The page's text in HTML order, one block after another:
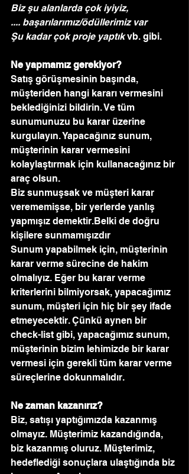
Biz şu alanlarda çok iyiyiz,
.... başarılarımız/ödüllerimiz var
Şu kadar çok proje yaptık vb. gibi.
Ne yapmamız gerekiyor?
Satış görüşmesinin başında,
müşteriden hangi kararı vermesini
beklediğinizi bildirin. Ve tüm
sunumunuzu bu karar üzerine
kurgulayın. Yapacağınız sunum,
müşterinin karar vermesini
kolaylaştırmak için kullanacağınız bir
araç olsun.
Biz sunmuşsak ve müşteri karar
verememişse, bir yerlerde yanlış
yapmışız demektir.Belki de doğru
kişilere sunmamışızdır
Sunum yapabilmek için, müşterinin
karar verme sürecine de hakim
olmalıyız. Eğer bu karar verme
kriterlerini bilmiyorsak, yapacağımız
sunum, müşteri için hiç bir şey ifade
etmeyecektir. Çünkü aynen bir
check-list gibi, yapacağımız sunum,
müşterinin bizim lehimizde bir karar
vermesi için gerekli tüm karar verme
süreçlerine dokunmalıdır.
Ne zaman kazanırız?
Biz, satışı yaptığımızda kazanmış
olmayız. Müşterimiz kazandığında,
biz kazanmış oluruz. Müşterimiz,
hedeflediği sonuçlara ulaştığında biz